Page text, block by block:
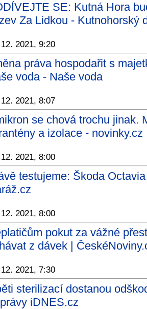
SE: Kutná Hora
Za Lidkou - Kutnohorský
2021, 9:20
práva hospodařit s
voda - Naše voda
2021, 8:07
se chová trochu jinak.
a izolace - novinky.cz
2021, 8:00
testujeme: Škoda
2021, 8:00
pokut za vážné
z dávek |
2021, 7:30
sterilizací dostanou
iDNES.cz